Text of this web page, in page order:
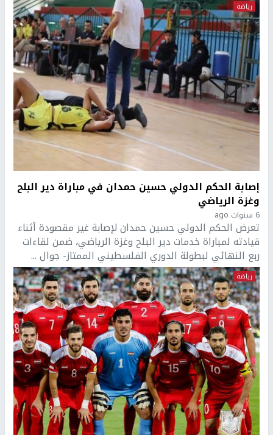
رياضة
إصابة الحكم الدولي حسين حمدان في مباراة دير البلح
وغزة الرياضي
6 سنوات ago
تعرض الحكم الدولي حسين حمدان لإصابة غير مقصودة أثناء
قيادته لمباراة خدمات دير البلح وغزة الرياضي، ضمن لقاءات
ربع النهائي لبطولة الدوري الفلسطيني الممتاز- جوال ...
رياضة